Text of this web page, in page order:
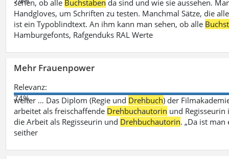
sehen, ob alle Buchstaben da sind und wie sie aussehen.
Handgloves, um Schriften zu testen. Manchmal Sätze, die
ist ein Typoblindtext. An ihm kann man sehen, ob alle
Hamburgefonts, Rafgenduks RAL Werte
Mehr Frauenpower
Relevanz:
74%
weiter … Das Diplom (Regie und Drehbuch) der
arbeitet als freischaffende Drehbuchautorin und
die Arbeit als Regisseurin und Drehbuchautorin. „Da ist
seither